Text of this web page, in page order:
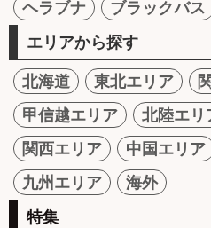
ヘラブナ
ブラックバス
エリアから探す
北海道 東北エリア
甲信越エリア
北陸エリ
関西エリア
中国エリア
九州エリア
海外
特集